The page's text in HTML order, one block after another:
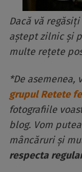
Dacă vă
aștept zilnic și
multe rețete
*De
grupul Retete
fotografiile
blog. Vom
mâncăruri și
respecta